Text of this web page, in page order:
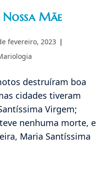
Mãe
fevereiro, 2023
destruíram boa
cidades tiveram
Virgem;
nenhuma morte, e
Maria Santíssima